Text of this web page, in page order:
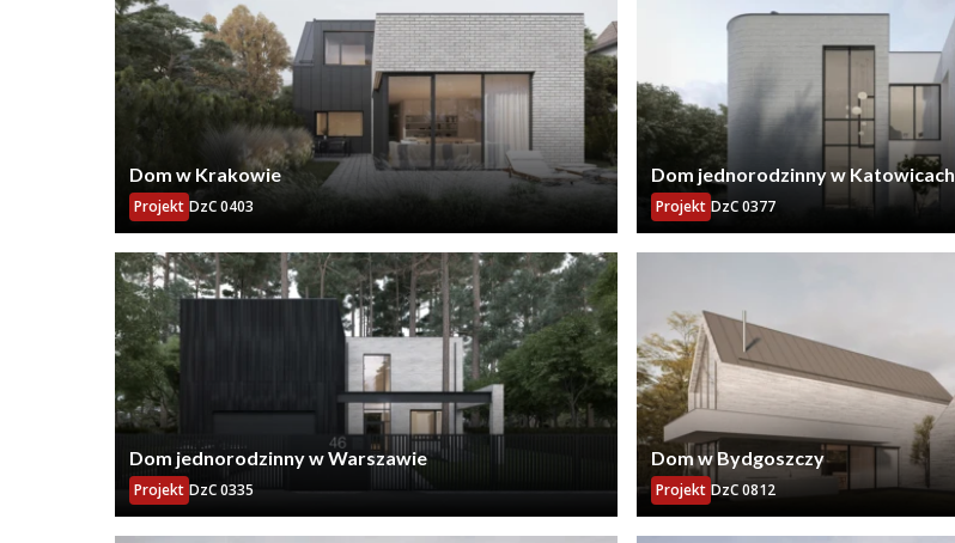
Dom w Krakowie
Projekt DzC 0403
Dom jednorodzinny w Katowicach
Projekt DzC 0377
Dom jednorodzinny w Warszawie
Projekt DzC 0335
Dom w Bydgoszczy
Projekt DzC 0812